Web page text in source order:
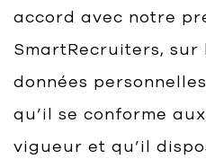
accord avec notre
SmartRecruiters,
données
qu’il se conforme
vigueur et qu’il